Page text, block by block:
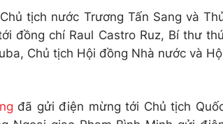
tịch nước Trương Tấn Sang và
đồng chí Raul Castro Ruz, Bí thư
Chủ tịch Hội đồng Nhà nước và
đã gửi điện mừng tới Chủ tịch